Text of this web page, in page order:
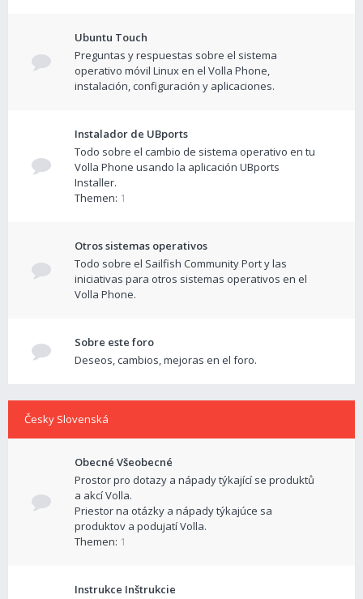
Ubuntu Touch
Preguntas y respuestas sobre el sistema
operativo móvil Linux en el Volla Phone,
instalación, configuración y aplicaciones.
Instalador de UBports
Todo sobre el cambio de sistema operativo en tu
Volla Phone usando la aplicación UBports
Installer.
Themen: 1
Otros sistemas operativos
Todo sobre el Sailfish Community Port y las
iniciativas para otros sistemas operativos en el
Volla Phone.
Sobre este foro
Deseos, cambios, mejoras en el foro.
Česky Slovenská
Obecné Všeobecné
Prostor pro dotazy a nápady týkající se produktů
a akcí Volla.
Priestor na otázky a nápady týkajúce sa
produktov a podujatí Volla.
Themen: 1
Instrukce Inštrukcie